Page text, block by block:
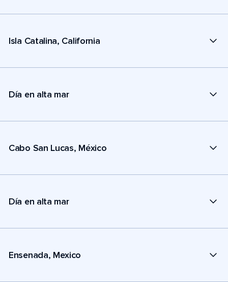
Isla Catalina, California
Día en alta mar
Cabo San Lucas, México
Día en alta mar
Ensenada, Mexico